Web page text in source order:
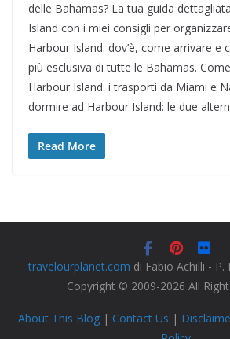
delle Bahamas? La tua guida
Island con i miei consigli per
Harbour Island: dov’è, come arrivare e
più esclusiva di tutte le Bahamas.
Harbour Island: i trasporti da Miami e
dormire ad Harbour Island: le due
Read More
travelourplanet.com di Fabio Achilli - P.
Copyright © 2009-2026 All
About This Blog | Contact Us |